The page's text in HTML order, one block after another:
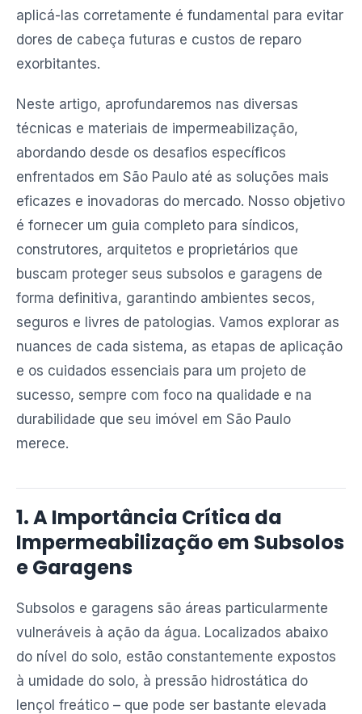
aplicá-las corretamente é fundamental para evitar
dores de cabeça futuras e custos de reparo
exorbitantes.
Neste artigo, aprofundaremos nas diversas
técnicas e materiais de impermeabilização,
abordando desde os desafios específicos
enfrentados em São Paulo até as soluções mais
eficazes e inovadoras do mercado. Nosso objetivo
é fornecer um guia completo para síndicos,
construtores, arquitetos e proprietários que
buscam proteger seus subsolos e garagens de
forma definitiva, garantindo ambientes secos,
seguros e livres de patologias. Vamos explorar as
nuances de cada sistema, as etapas de aplicação
e os cuidados essenciais para um projeto de
sucesso, sempre com foco na qualidade e na
durabilidade que seu imóvel em São Paulo
merece.
1. A Importância Crítica da
Impermeabilização em Subsolos
e Garagens
Subsolos e garagens são áreas particularmente
vulneráveis à ação da água. Localizados abaixo
do nível do solo, estão constantemente expostos
à umidade do solo, à pressão hidrostática do
lençol freático – que pode ser bastante elevada